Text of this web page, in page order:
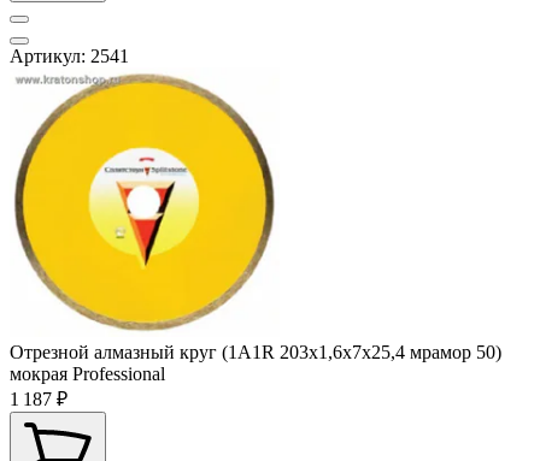
Артикул: 2541
Отрезной алмазный круг (1A1R 203x1,6x7x25,4 мрамор 50)
мокрая Professional
1 187 ₽